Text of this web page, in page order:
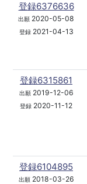
登録6376636
出願 2020-05-08
登録2021-04-13
登録6315861
出願2019-12-06
登録 2020-11-12
登録6104895
出願2018-03-26